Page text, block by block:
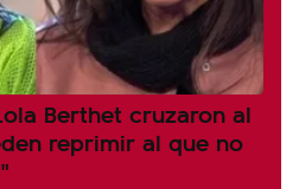
Berthet cruzaron al
reprimir al que no